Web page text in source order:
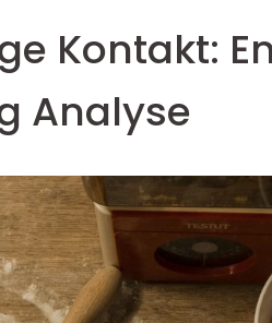
Kontakt:
Analyse